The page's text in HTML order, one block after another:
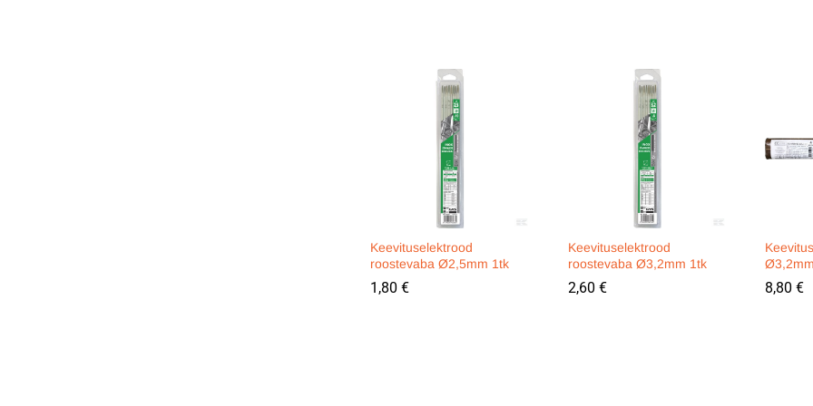
Keevituselektrood
roostevaba Ø2,5mm 1tk
1,80 €
1,80 €
Keevituselektrood
roostevaba Ø3,2mm 1tk
2,60 €
2,60 € 8,80 €
8,80 €